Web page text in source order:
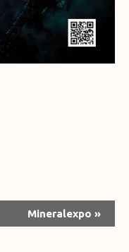
Mineralexpo »